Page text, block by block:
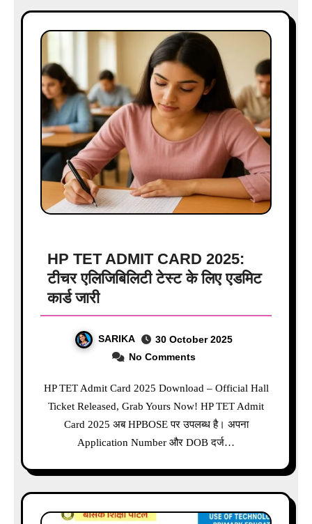
HP TET ADMIT CARD 2025:
टीचर एलिजिबिलिटी टेस्ट के लिए एडमिट
कार्ड जारी
SARIKA
30 October 2025
No Comments
HP TET Admit Card 2025 Download – Official Hall
Ticket Released, Grab Yours Now! HP TET Admit
Card 2025 अब HPBOSE पर उपलब्ध है। अपना
Application Number और DOB दर्ज…